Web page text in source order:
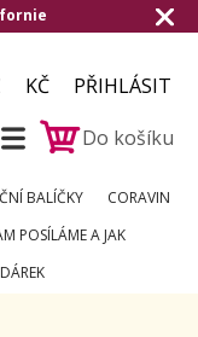
Doručení
KČ
PŘIHLÁSIT
Do košíku
BALÍČKY
CORAVIN
POSÍLÁME A JAK